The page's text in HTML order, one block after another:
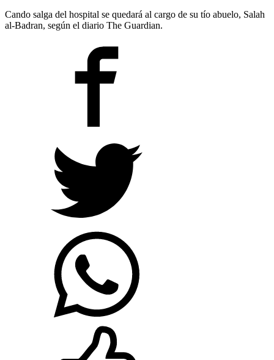
Cando salga del hospital se quedará al cargo de su tío abuelo, Salah
al-Badran, según el diario The Guardian.